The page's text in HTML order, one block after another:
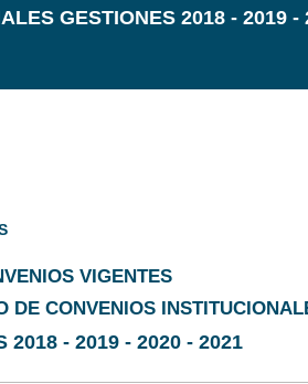
GESTIONES 2018 - 2019 -
VIGENTES
DE CONVENIOS
2018 - 2019 - 2020 - 2021